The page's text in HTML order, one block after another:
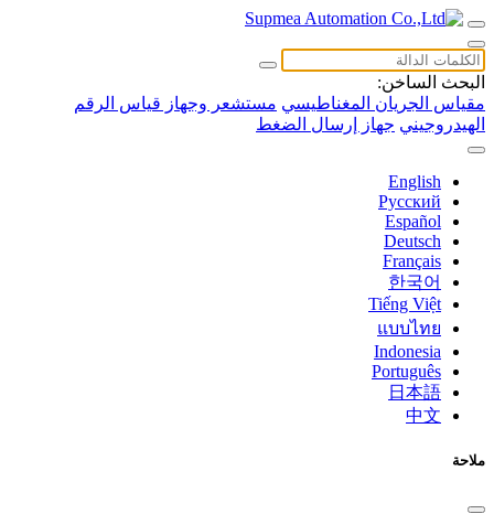
البحث الساخن:
مقياس الجريان المغناطيسي مستشعر وجهاز قياس الرقم
الهيدروجيني جهاز إرسال الضغط
English
Русский
Español
Deutsch
Français
한국어
Tiếng Việt
แบบไทย
Indonesia
Português
日本語
中文
ملاحة